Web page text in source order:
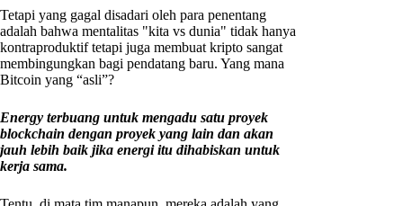
Tetapi yang gagal disadari oleh para penentang
adalah bahwa mentalitas "kita vs dunia" tidak hanya
kontraproduktif tetapi juga membuat kripto sangat
membingungkan bagi pendatang baru. Yang mana
Bitcoin yang “asli”?
Energy terbuang untuk mengadu satu proyek
blockchain dengan proyek yang lain dan akan
jauh lebih baik jika energi itu dihabiskan untuk
kerja sama.